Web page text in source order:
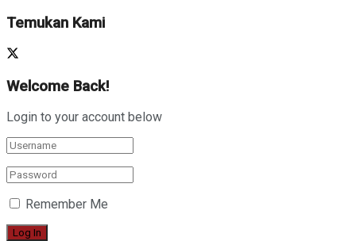
Temukan Kami
Welcome Back!
Login to your account below
Remember Me